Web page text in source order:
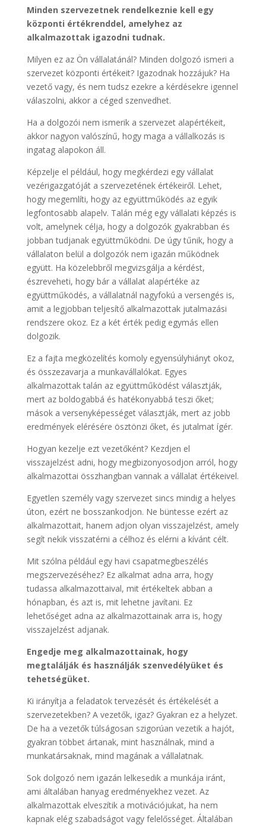
Minden szervezetnek rendelkeznie kell egy
központi értékrenddel, amelyhez az
alkalmazottak igazodni tudnak.
Milyen ez az Ön vállalatánál? Minden dolgozó ismeri a
szervezet központi értékeit? Igazodnak hozzájuk? Ha
vezető vagy, és nem tudsz ezekre a kérdésekre igennel
válaszolni, akkor a céged szenvedhet.
Ha a dolgozói nem ismerik a szervezet alapértékeit,
akkor nagyon valószínű, hogy maga a vállalkozás is
ingatag alapokon áll.
Képzelje el például, hogy megkérdezi egy vállalat
vezérigazgatóját a szervezetének értékeiről. Lehet,
hogy megemlíti, hogy az együttműködés az egyik
legfontosabb alapelv. Talán még egy vállalati képzés is
volt, amelynek célja, hogy a dolgozók gyakrabban és
jobban tudjanak együttműködni. De úgy tűnik, hogy a
vállalaton belül a dolgozók nem igazán működnek
együtt. Ha közelebbről megvizsgálja a kérdést,
észreveheti, hogy bár a vállalat alapértéke az
együttműködés, a vállalatnál nagyfokú a versengés is,
amit a legjobban teljesítő alkalmazottak jutalmazási
rendszere okoz. Ez a két érték pedig egymás ellen
dolgozik.
Ez a fajta megközelítés komoly egyensúlyhiányt okoz,
és összezavarja a munkavállalókat. Egyes
alkalmazottak talán az együttműködést választják,
mert az boldogabbá és hatékonyabbá teszi őket;
mások a versenyképességet választják, mert az jobb
eredmények elérésére ösztönzi őket, és jutalmat ígér.
Hogyan kezelje ezt vezetőként? Kezdjen el
visszajelzést adni, hogy megbizonyosodjon arról, hogy
alkalmazottai összhangban vannak a vállalat értékeivel.
Egyetlen személy vagy szervezet sincs mindig a helyes
úton, ezért ne bosszankodjon. Ne büntesse ezért az
alkalmazottait, hanem adjon olyan visszajelzést, amely
segít nekik visszatérni a célhoz és elérni a kívánt célt.
Mit szólna például egy havi csapatmegbeszélés
megszervezéséhez? Ez alkalmat adna arra, hogy
tudassa alkalmazottaival, mit értékeltek abban a
hónapban, és azt is, mit lehetne javítani. Ez
lehetőséget adna az alkalmazottainak arra is, hogy
visszajelzést adjanak.
Engedje meg alkalmazottainak, hogy
megtalálják és használják szenvedélyüket és
tehetségüket.
Ki irányítja a feladatok tervezését és értékelését a
szervezetekben? A vezetők, igaz? Gyakran ez a helyzet.
De ha a vezetők túlságosan szigorúan vezetik a hajót,
gyakran többet ártanak, mint használnak, mind a
munkatársaknak, mind magának a vállalatnak.
Sok dolgozó nem igazán lelkesedik a munkája iránt,
ami általában hanyag eredményekhez vezet. Az
alkalmazottak elveszítik a motivációjukat, ha nem
kapnak elég szabadságot vagy felelősséget. Általában